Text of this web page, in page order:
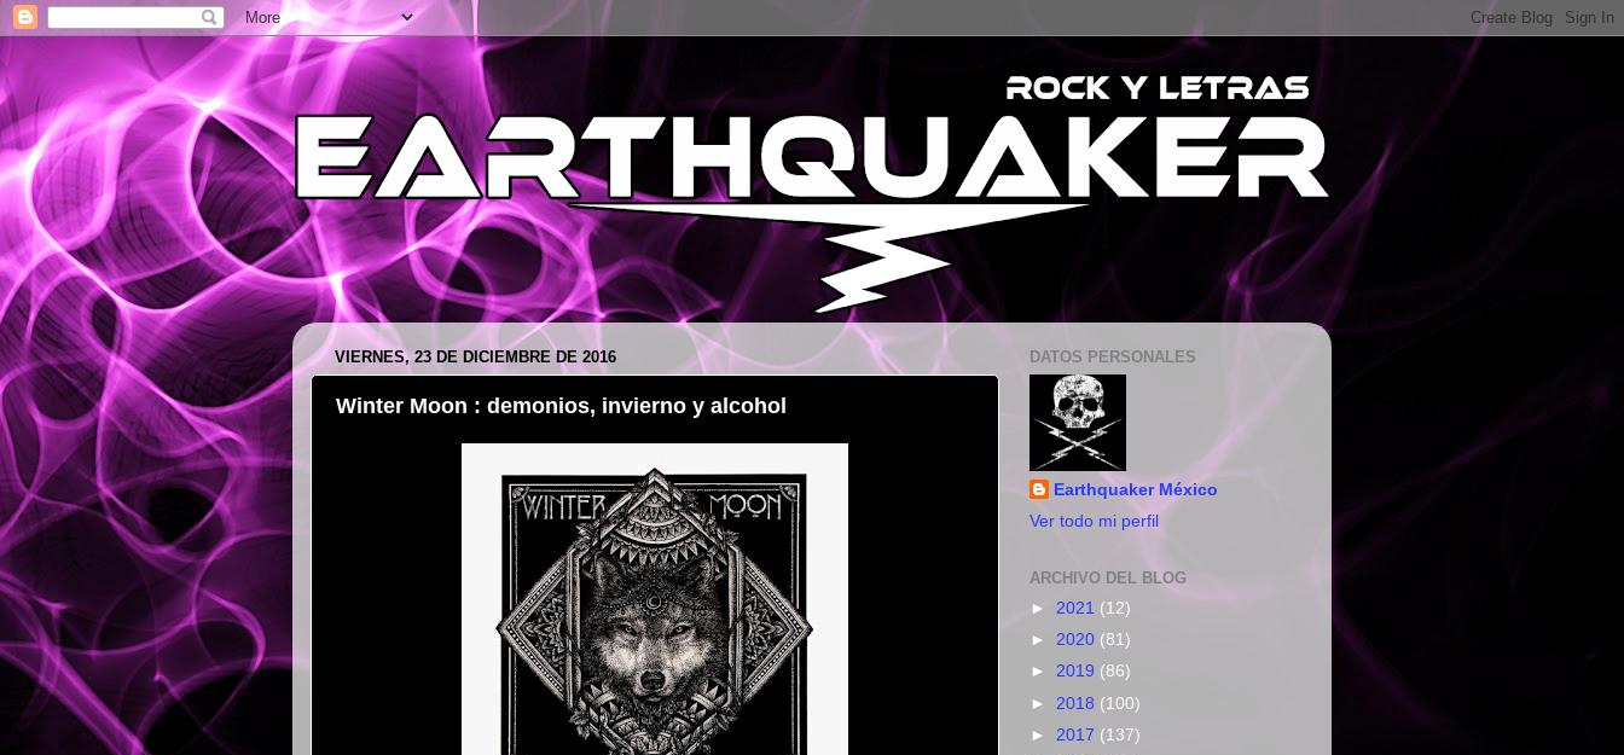
VIERNES, 23 DE DICIEMBRE DE 2016
Winter Moon : demonios, invierno y alcohol
DATOS PERSONALES
Earthquaker México
Ver todo mi perfil
ARCHIVO DEL BLOG
► 2021 (12)
► 2020 (81)
► 2019 (86)
► 2018 (100)
► 2017 (137)